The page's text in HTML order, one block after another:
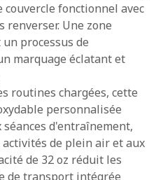
fonctionnel avec
Une zone
processus de
marquage éclatant et
routines chargées, cette
personnalisée
d'entraînement,
de plein air et aux
de 32 oz réduit les
de transport intégrée